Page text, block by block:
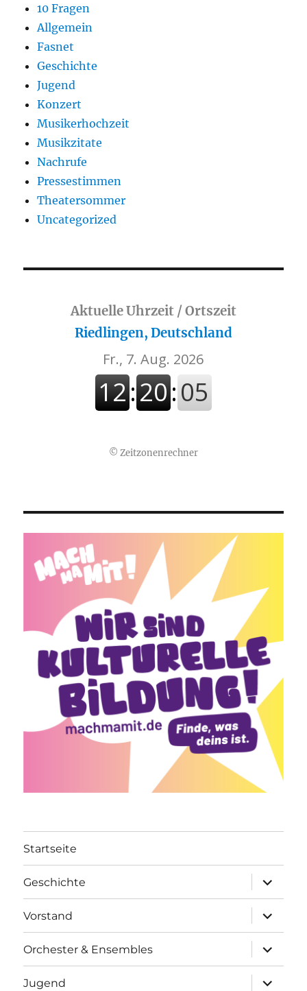
10 Fragen
Allgemein
Fasnet
Geschichte
Jugend
Konzert
Musikerhochzeit
Musikzitate
Nachrufe
Pressestimmen
Theatersommer
Uncategorized
Aktuelle Uhrzeit / Ortszeit
Riedlingen, Deutschland
© Zeitzonenrechner
Startseite
Geschichte
öffnen
Vorstand
öffnen
Orchester & Ensembles
öffnen
Jugend